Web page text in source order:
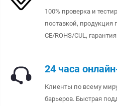
100% проверка и
поставкой,
CE/ROHS/CUL,
24 часа
Клиенты по всему
барьеров. Быстрая